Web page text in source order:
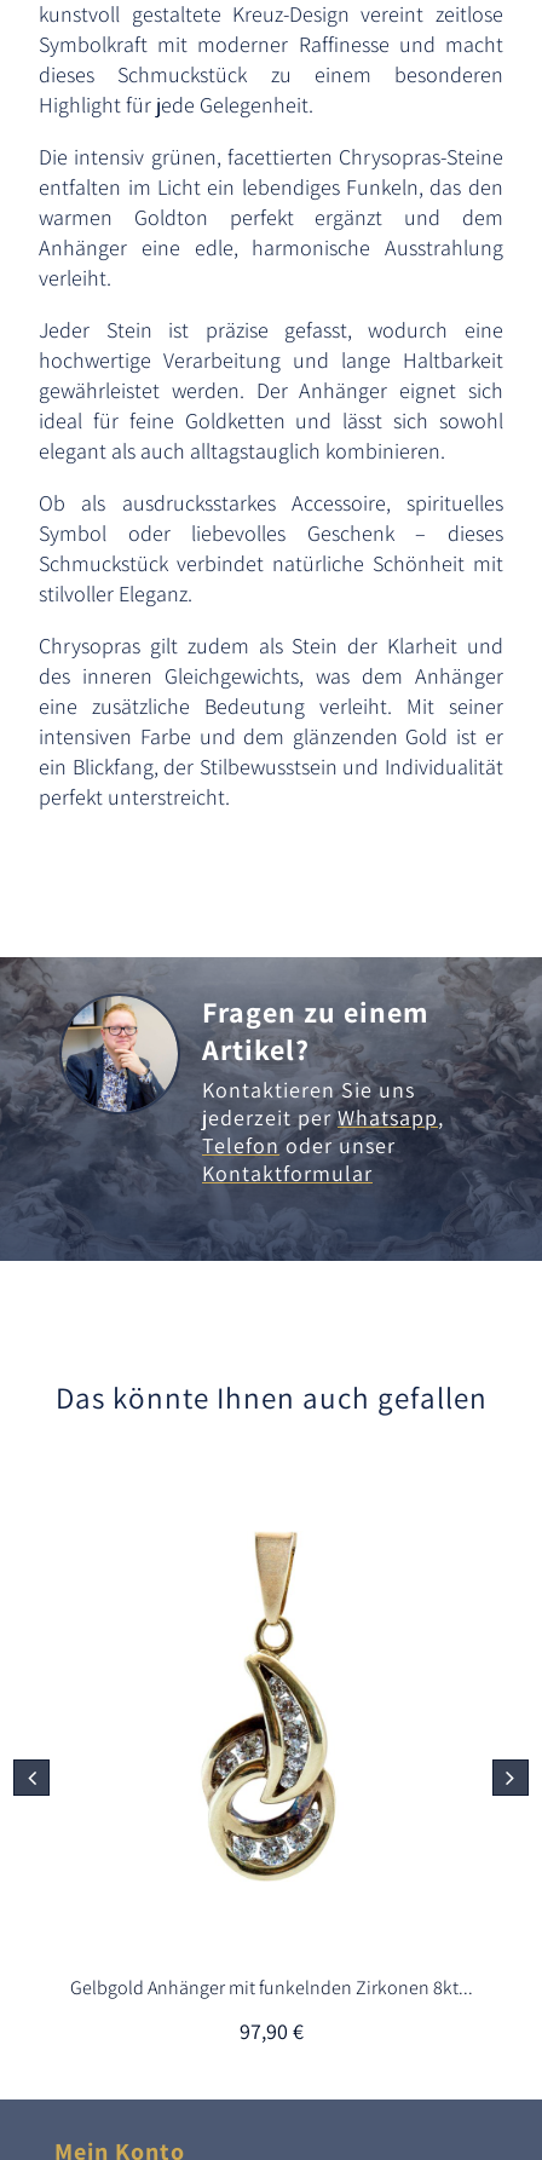
kunstvoll gestaltete Kreuz-Design vereint zeitlose
Symbolkraft mit moderner Raffinesse und macht
dieses Schmuckstück zu einem besonderen
Highlight für jede Gelegenheit.
Die intensiv grünen, facettierten Chrysopras-Steine
entfalten im Licht ein lebendiges Funkeln, das den
warmen Goldton perfekt ergänzt und dem
Anhänger eine edle, harmonische Ausstrahlung
verleiht.
Jeder Stein ist präzise gefasst, wodurch eine
hochwertige Verarbeitung und lange Haltbarkeit
gewährleistet werden. Der Anhänger eignet sich
ideal für feine Goldketten und lässt sich sowohl
elegant als auch alltagstauglich kombinieren.
Ob als ausdrucksstarkes Accessoire, spirituelles
Symbol oder liebevolles Geschenk – dieses
Schmuckstück verbindet natürliche Schönheit mit
stilvoller Eleganz.
Chrysopras gilt zudem als Stein der Klarheit und
des inneren Gleichgewichts, was dem Anhänger
eine zusätzliche Bedeutung verleiht. Mit seiner
intensiven Farbe und dem glänzenden Gold ist er
ein Blickfang, der Stilbewusstsein und Individualität
perfekt unterstreicht.
Fragen zu einem
Artikel?
Kontaktieren Sie uns
jederzeit perWhatsapp,
Telefonoder unser
Kontaktformular
Das könnte Ihnen auch gefallen
Gelbgold Anhänger mit funkelnden Zirkonen 8kt...
97,90 €
Mein Konto